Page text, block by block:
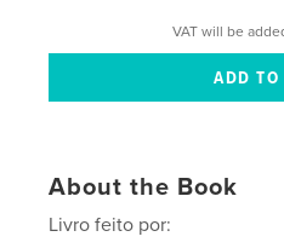
VAT will be
About the Book
Livro feito por: